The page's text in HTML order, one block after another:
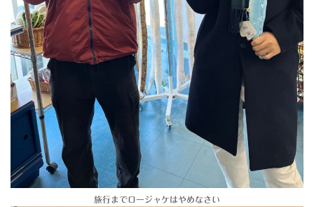
旅行までロージャケはやめなさい